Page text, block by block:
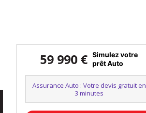
59 990 € Simulez votre
prêt Auto
Assurance Auto : Votre devis gratuit en
3 minutes